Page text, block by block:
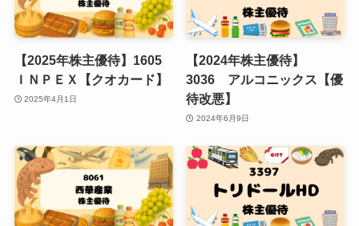
【2025年株主優待】1605
ＩＮＰＥＸ【クオカード】
2025年4月1日
【2024年株主優待】
3036 アルコニックス【優
待改悪】
2024年6月9日